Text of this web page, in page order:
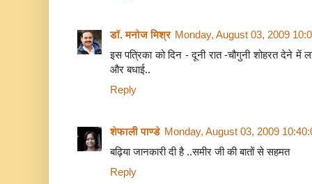
आया। मैने पैर कटवाने की सलाह दी। रोगी ने पैर
महिने बाद बिल्कुल तन्दुरस्त हालात मे मुझे मिला।
डॉ. से रहा नही गया और पुछ ही लिया-"पैर ठीक कैसे
नियमित रुप से लेप किया. इस लेप का ही चमत्कार है
* जब भी आप घुमने काश्मीर जाए, वहॉ से काश्मीरी
लाऐ। उसे छील कर नित्य भोजन के साथ खाने से हृदय
डॉ. मनोज मिश्र Monday, August 03, 2009
इस पत्रिका को दिन - दूनी रात -चौगुनी शोहरत देने में
और बधाई..
Reply
शेफाली पाण्डे Monday, August 03, 2009
बढ़िया जानकारी दी है ..समीर जी की बातों से सहमत
Reply